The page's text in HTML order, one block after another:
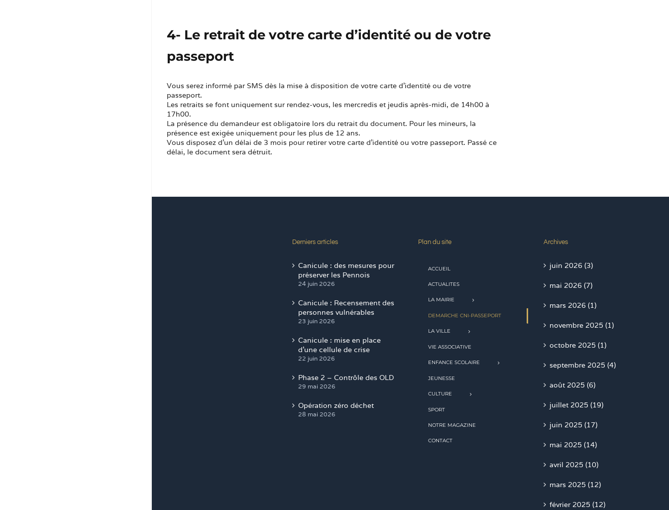
4- Le retrait de votre carte d’identité ou de votre
passeport
Vous serez informé par SMS dès la mise à disposition de votre carte d’identité ou de votre
passeport.
Les retraits se font uniquement sur rendez-vous, les mercredis et jeudis après-midi, de 14h00 à
17h00.
La présence du demandeur est obligatoire lors du retrait du document. Pour les mineurs, la
présence est exigée uniquement pour les plus de 12 ans.
Vous disposez d’un délai de 3 mois pour retirer votre carte d’identité ou votre passeport. Passé ce
délai, le document sera détruit.
Derniers articles
Canicule : des mesures pour
préserver les Pennois
24 juin 2026
Canicule : Recensement des
personnes vulnérables
23 juin 2026
Canicule : mise en place
d’une cellule de crise
22 juin 2026
Phase 2 – Contrôle des OLD
29 mai 2026
Opération zéro déchet
28 mai 2026
Plan du site
ACCUEIL
ACTUALITES
LA MAIRIE
DEMARCHE CNI-PASSEPORT
LA VILLE
VIE ASSOCIATIVE
ENFANCE SCOLAIRE
JEUNESSE
CULTURE
SPORT
NOTRE MAGAZINE
CONTACT
Archives
juin 2026 (3)
mai 2026 (7)
mars 2026 (1)
novembre 2025 (1)
octobre 2025 (1)
septembre 2025 (4)
août 2025 (6)
juillet 2025 (19)
juin 2025 (17)
mai 2025 (14)
avril 2025 (10)
mars 2025 (12)
février 2025 (12)